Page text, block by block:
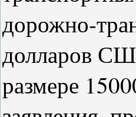
дорожно-
долларов
размере